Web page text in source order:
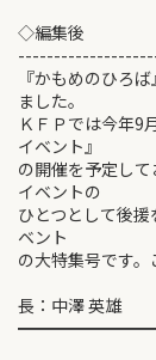
◇編集後
『かもめのひろ
ました。
ＫＦＰでは今年9
イベント』
の開催を予定して
イベントの
ひとつとして後
ベント
の大特集号です。
『か
長：中澤 英雄